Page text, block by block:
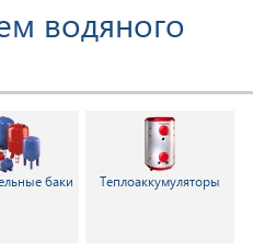
водяного
баки Теплоаккумуляторы